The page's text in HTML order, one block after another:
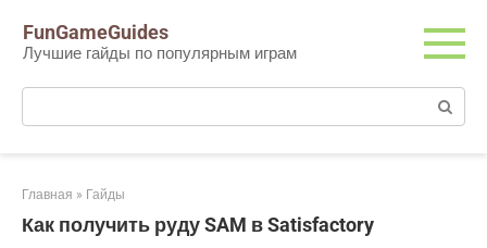
контенту
FunGameGuides
Лучшие гайды по популярным играм
Поиск:
Главная » Гайды
Как получить руду SAM в Satisfactory